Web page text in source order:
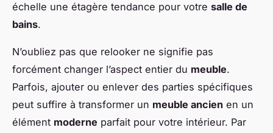
échelle une étagère tendance pour votre salle de
bains.
N’oubliez pas que relooker ne signifie pas
forcément changer l’aspect entier du meuble.
Parfois, ajouter ou enlever des parties spécifiques
peut suffire à transformer un meuble ancien en un
élément moderne parfait pour votre intérieur. Par